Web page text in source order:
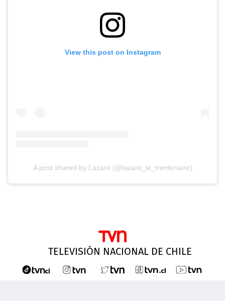
View this post on Instagram
A post shared by Lazare (@lazare_le_trentenaire)
TELEVISIÓN NACIONAL DE CHILE